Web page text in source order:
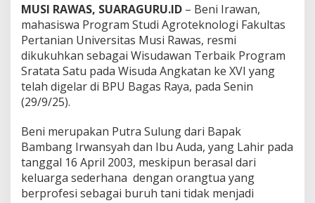
r
b
a
i
k
U
N
A
2
0
5
MUSI RAWAS, SUARAGURU.ID – Beni Irawan,
mahasiswa Program Studi Agroteknologi Fakultas
Pertanian Universitas Musi Rawas, resmi
dikukuhkan sebagai Wisudawan Terbaik Program
Sratata Satu pada Wisuda Angkatan ke XVI yang
telah digelar di BPU Bagas Raya, pada Senin
(29/9/25).
Beni merupakan Putra Sulung dari Bapak
Bambang Irwansyah dan Ibu Auda, yang Lahir pada
tanggal 16 April 2003, meskipun berasal dari
keluarga sederhana dengan orangtua yang
berprofesi sebagai buruh tani tidak menjadi